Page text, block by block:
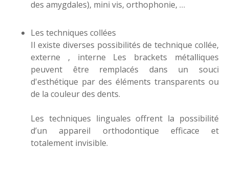
des amygdales), mini vis, orthophonie, …
Les techniques collées
Il existe diverses possibilités de technique collée,
externe , interne Les brackets métalliques
peuvent être remplacés dans un souci
d'esthétique par des éléments transparents ou
de la couleur des dents.
Les techniques linguales offrent la possibilité
d’un appareil orthodontique efficace et
totalement invisible.